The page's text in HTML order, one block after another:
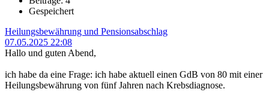
Gespeichert
Heilungsbewährung und Pensionsabschlag
07.05.2025 22:08
Hallo und guten Abend,
ich habe da eine Frage: ich habe aktuell einen GdB von 80 mit einer
Heilungsbewährung von fünf Jahren nach Krebsdiagnose.